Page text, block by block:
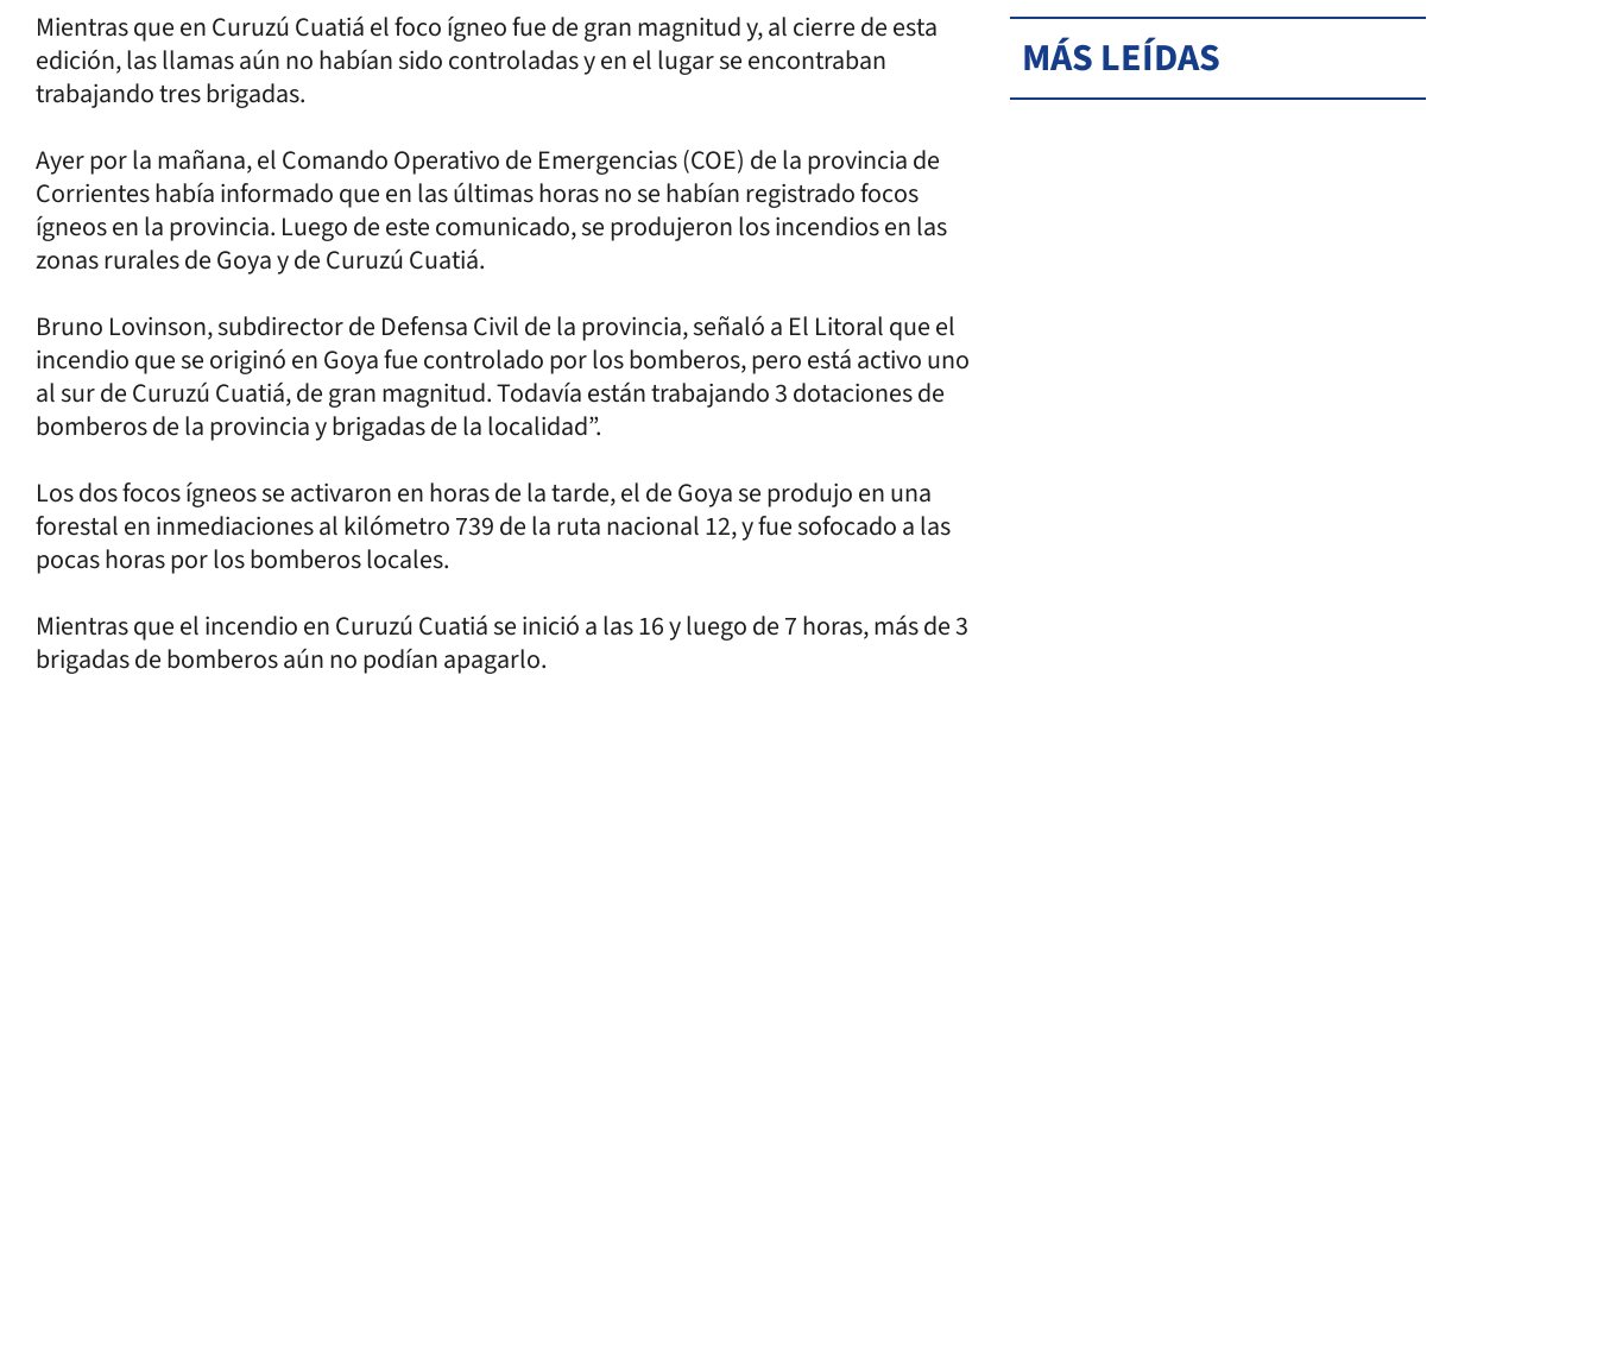
Mientras que en Curuzú Cuatiá el foco ígneo fue de gran magnitud y, al cierre de esta
edición, las llamas aún no habían sido controladas y en el lugar se encontraban
trabajando tres brigadas.
Ayer por la mañana, el Comando Operativo de Emergencias (COE) de la provincia de
Corrientes había informado que en las últimas horas no se habían registrado focos
ígneos en la provincia. Luego de este comunicado, se produjeron los incendios en las
zonas rurales de Goya y de Curuzú Cuatiá.
Bruno Lovinson, subdirector de Defensa Civil de la provincia, señaló a El Litoral que el
incendio que se originó en Goya fue controlado por los bomberos, pero está activo uno
al sur de Curuzú Cuatiá, de gran magnitud. Todavía están trabajando 3 dotaciones de
bomberos de la provincia y brigadas de la localidad”.
Los dos focos ígneos se activaron en horas de la tarde, el de Goya se produjo en una
forestal en inmediaciones al kilómetro 739 de la ruta nacional 12, y fue sofocado a las
pocas horas por los bomberos locales.
Mientras que el incendio en Curuzú Cuatiá se inició a las 16 y luego de 7 horas, más de 3
brigadas de bomberos aún no podían apagarlo.
MÁS LEÍDAS